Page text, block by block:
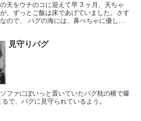
天をウチのコに迎えて早 3 ヶ月、天ちゃ
、ずっとご飯は床であげていました。さす
ので、 パグの海には、鼻ぺちゃに優しい
見守りパグ
ファにぽいっと置いていたパグ枕の横で爆
で、パグに見守られているよう。